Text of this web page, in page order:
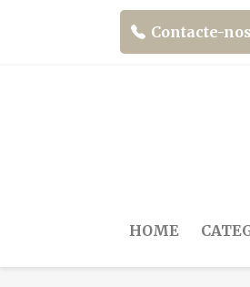
Contacte-nos
HOME